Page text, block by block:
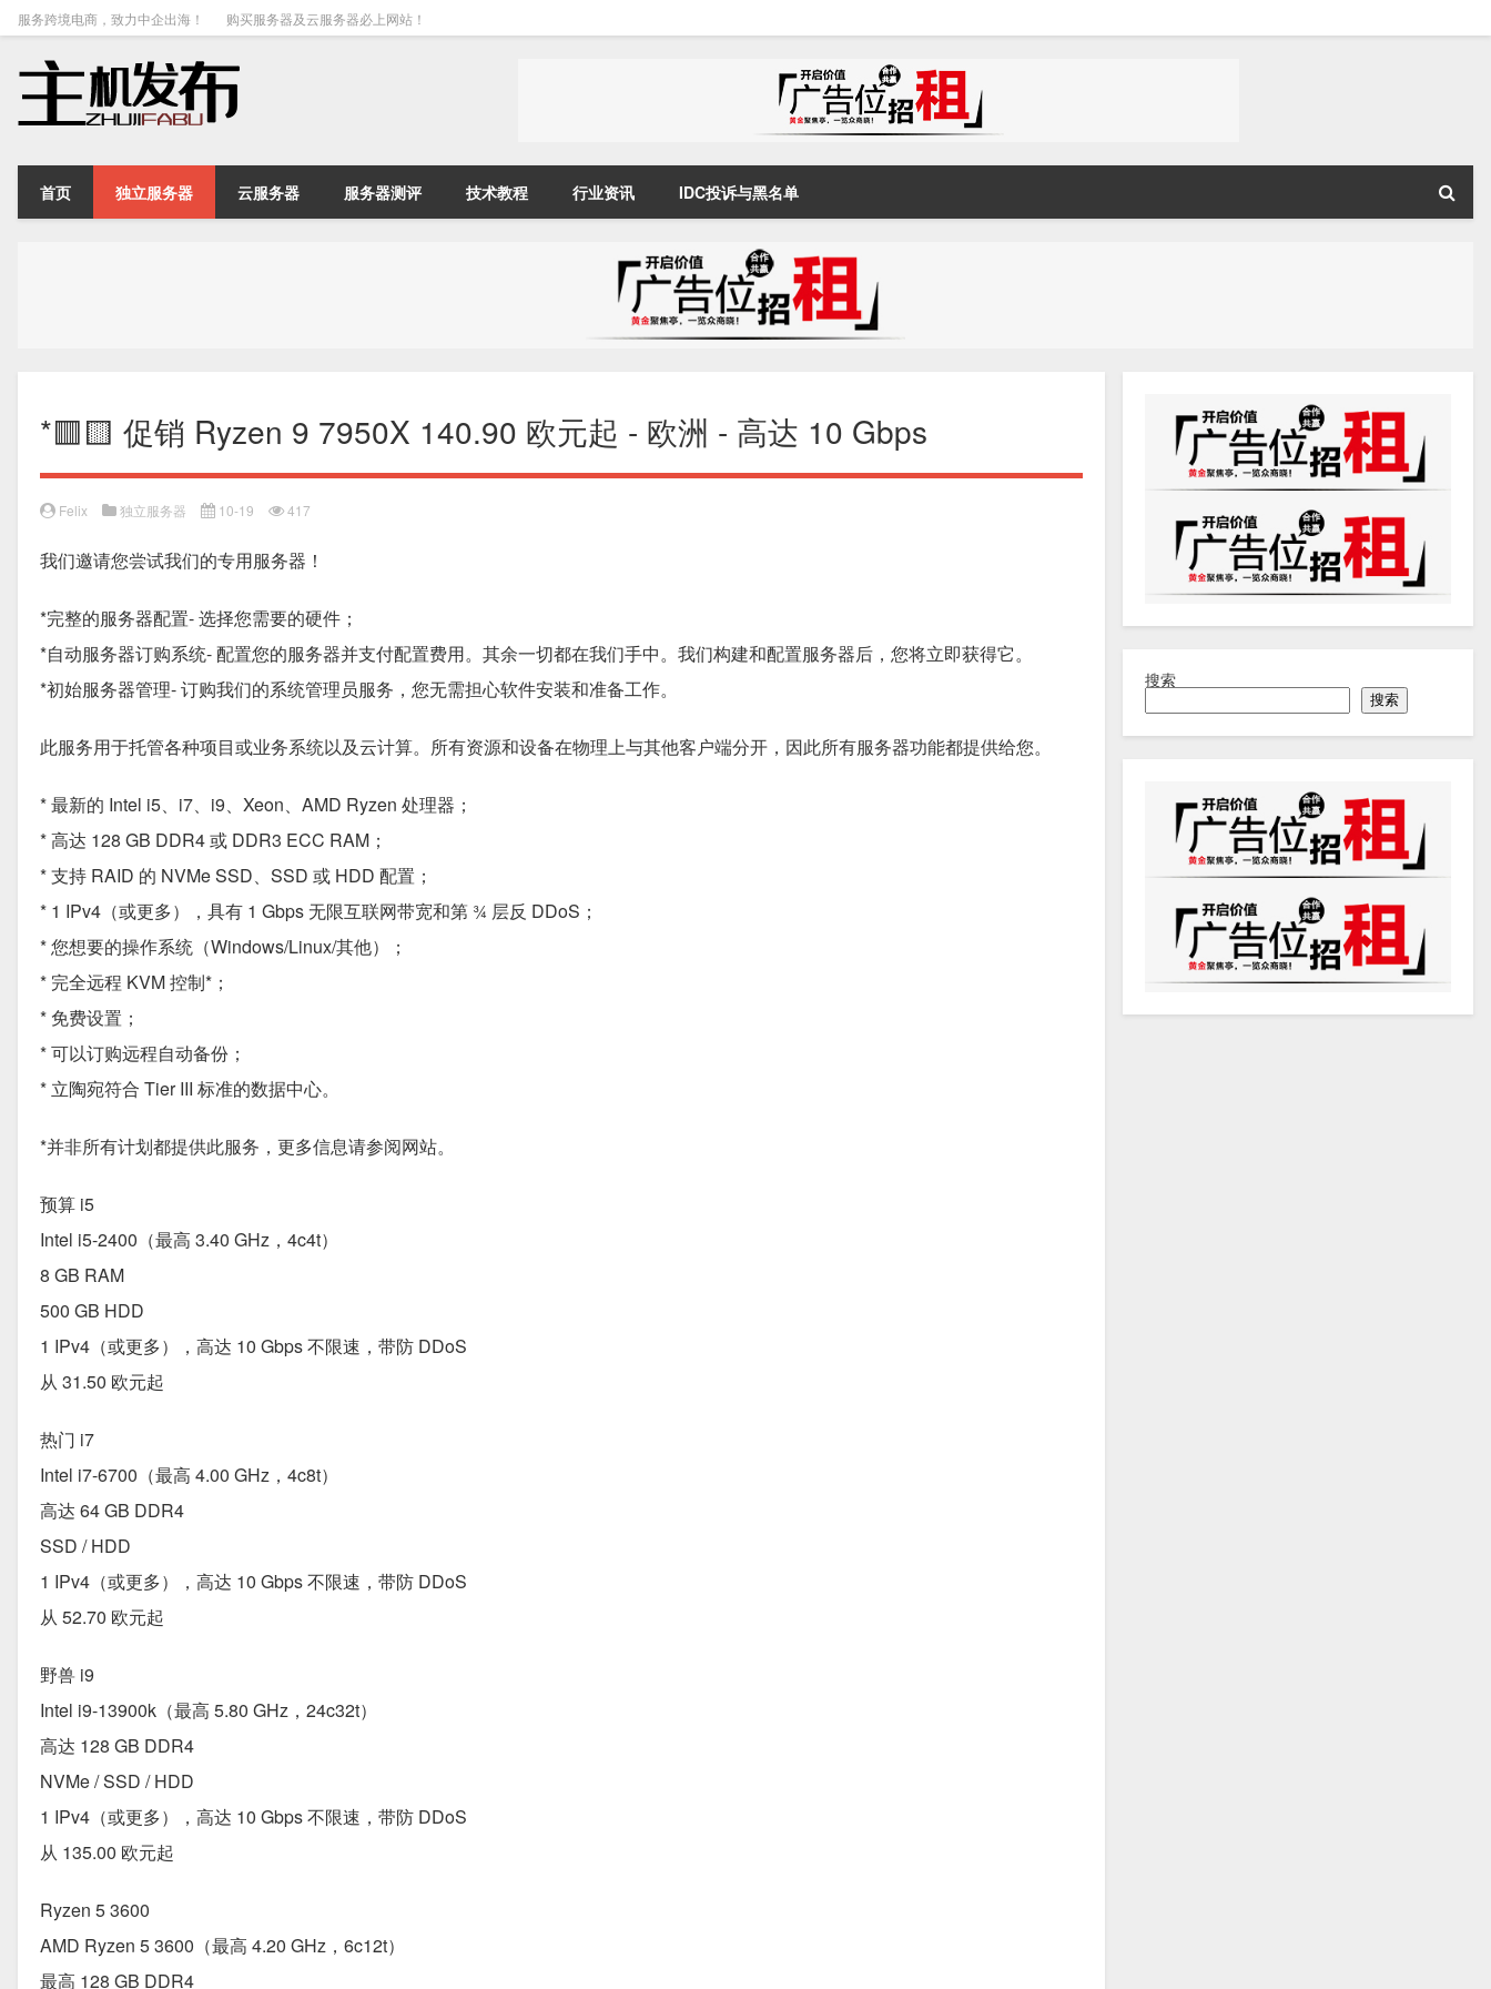
服务跨境电商，致力中企出海！ 购买服务器及云服务器必上网站！
首页 独立服务器 云服务器 服务器测评 技术教程 行业资讯 IDC投诉与黑名单
*🟥🟨 促销 Ryzen 9 7950X 140.90 欧元起 - 欧洲 - 高达 10 Gbps
Felix 独立服务器 10-19 417
我们邀请您尝试我们的专用服务器！
*完整的服务器配置- 选择您需要的硬件；
*自动服务器订购系统- 配置您的服务器并支付配置费用。其余一切都在我们手中。我们构建和配置服务器后，您将立即获得它。
*初始服务器管理- 订购我们的系统管理员服务，您无需担心软件安装和准备工作。
此服务用于托管各种项目或业务系统以及云计算。所有资源和设备在物理上与其他客户端分开，因此所有服务器功能都提供给您。
* 最新的 Intel i5、i7、i9、Xeon、AMD Ryzen 处理器；
* 高达 128 GB DDR4 或 DDR3 ECC RAM；
* 支持 RAID 的 NVMe SSD、SSD 或 HDD 配置；
* 1 IPv4（或更多），具有 1 Gbps 无限互联网带宽和第 ¾ 层反 DDoS；
* 您想要的操作系统（Windows/Linux/其他）；
* 完全远程 KVM 控制*；
* 免费设置；
* 可以订购远程自动备份；
* 立陶宛符合 Tier III 标准的数据中心。
*并非所有计划都提供此服务，更多信息请参阅网站。
预算 i5
Intel i5-2400（最高 3.40 GHz，4c4t）
8 GB RAM
500 GB HDD
1 IPv4（或更多），高达 10 Gbps 不限速，带防 DDoS
从 31.50 欧元起
热门 i7
Intel i7-6700（最高 4.00 GHz，4c8t）
高达 64 GB DDR4
SSD / HDD
1 IPv4（或更多），高达 10 Gbps 不限速，带防 DDoS
从 52.70 欧元起
野兽 i9
Intel i9-13900k（最高 5.80 GHz，24c32t）
高达 128 GB DDR4
NVMe / SSD / HDD
1 IPv4（或更多），高达 10 Gbps 不限速，带防 DDoS
从 135.00 欧元起
Ryzen 5 3600
AMD Ryzen 5 3600（最高 4.20 GHz，6c12t）
最高 128 GB DDR4
搜索
搜索